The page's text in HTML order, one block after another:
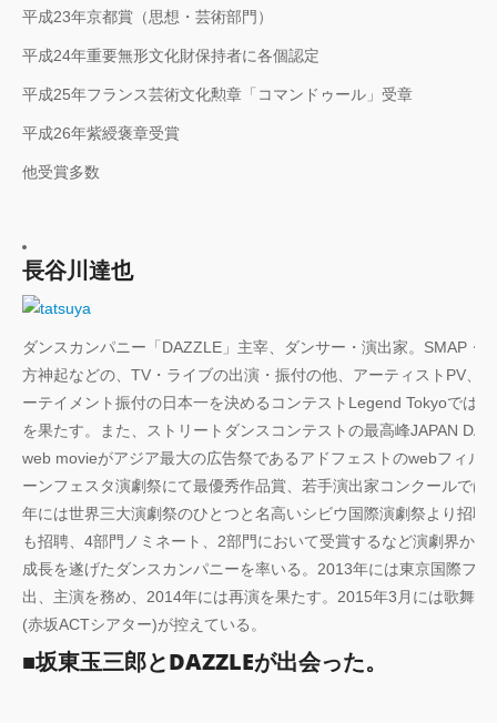
平成23年京都賞（思想・芸術部門）
平成24年重要無形文化財保持者に各個認定
平成25年フランス芸術文化勲章「コマンドゥール」受章
平成26年紫綬褒章受賞
他受賞多数
長谷川達也
ダンスカンパニー「DAZZLE」主宰、ダンサー・演出家。SMAP・
方神起などの、TV・ライブの出演・振付の他、アーティストPV、
ーテイメント振付の日本一を決めるコンテストLegend Tokyoでは
を果たす。また、ストリートダンスコンテストの最高峰JAPAN
web movieがアジア最大の広告祭であるアドフェストのwebフィル
ーンフェスタ演劇祭にて最優秀作品賞、若手演出家コンクールで
年には世界三大演劇祭のひとつと名高いシビウ国際演劇祭より招
も招聘、4部門ノミネート、2部門において受賞するなど演劇界か
成長を遂げたダンスカンパニーを率いる。2013年には東京国際フ
出、主演を務め、2014年には再演を果たす。2015年3月には歌舞
(赤坂ACTシアター)が控えている。
■坂東玉三郎とDAZZLEが出会った。